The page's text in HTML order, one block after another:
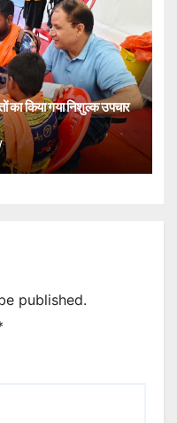
का किया गया निशुल्क उपचार
published.